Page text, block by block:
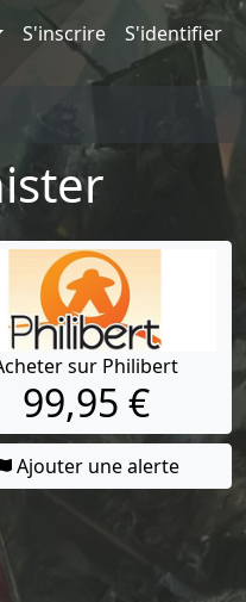
S'inscrire S'identifier
sur Philibert
99,95 €
Ajouter une alerte